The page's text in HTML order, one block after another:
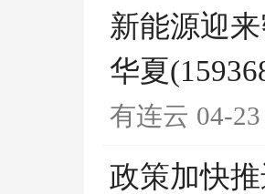
新能源迎
华夏
有连云 04-
政策加快